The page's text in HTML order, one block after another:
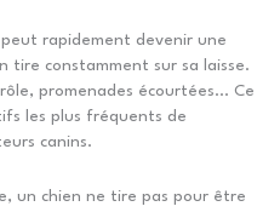
rapidement devenir une
tire constamment sur sa laisse.
promenades écourtées… Ce
les plus fréquents de
canins.
un chien ne tire pas pour être